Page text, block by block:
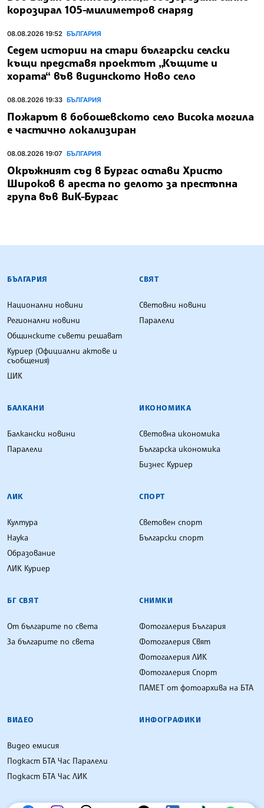
корозирал 105-милиметров снаряд
08.08.2026 19:52 БЪЛГАРИЯ
Седем истории на стари български селски
къщи представя проектът „Къщите и
хората“ във видинското Ново село
08.08.2026 19:33 БЪЛГАРИЯ
Пожарът в бобошевското село Висока могила
е частично локализиран
08.08.2026 19:07 БЪЛГАРИЯ
Окръжният съд в Бургас остави Христо
Широков в ареста по делото за престъпна
група във ВиК-Бургас
БЪЛГАРСКА ТЕЛЕГРАФНА АГЕНЦИЯ
БЪЛГАРИЯ
Национални новини
Регионални новини
Общинските съвети решават
Куриер (Официални актове и
съобщения)
ЦИК
СВЯТ
Световни новини
Паралели
БАЛКАНИ
Балкански новини
Паралели
ИКОНОМИКА
Световна икономика
Българска икономика
Бизнес Куриер
ЛИК
Култура
Наука
Образование
ЛИК Куриер
СПОРТ
Световен спорт
Български спорт
БГ СВЯТ
От българите по света
За българите по света
СНИМКИ
Фотогалерия България
Фотогалерия Свят
Фотогалерия ЛИК
Фотогалерия Спорт
ПАМЕТ от фотоархива на БТА
ВИДЕО
Видео емисия
Подкаст БТА Час Паралели
Подкаст БТА Час ЛИК
ИНФОГРАФИКИ